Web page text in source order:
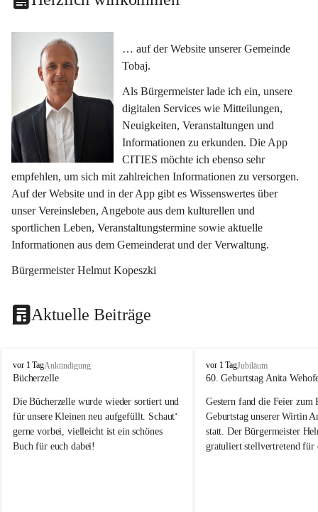
… auf der Website unserer Gemeinde
Tobaj.
Als Bürgermeister lade ich ein, unsere
digitalen Services wie Mitteilungen,
Neuigkeiten, Veranstaltungen und
Informationen zu erkunden. Die App
CITIES möchte ich ebenso sehr
empfehlen, um sich mit zahlreichen Informationen zu versorgen.
Auf der Website und in der App gibt es Wissenswertes über
unser Vereinsleben, Angebote aus dem kulturellen und
sportlichen Leben, Veranstaltungstermine sowie aktuelle
Informationen aus dem Gemeinderat und der Verwaltung.
Bürgermeister Helmut Kopeszki
Aktuelle Beiträge
T
o
a
j
vor 1 TagAnkündigung
Bücherzelle
Die Bücherzelle wurde wieder sortiert und
für unsere Kleinen neu aufgefüllt. Schaut‘
gerne vorbei, vielleicht ist ein schönes
Buch für euch dabei!
T
o
a
j
vor 1 TagJubiläum
60. Geburtstag Anita
Gestern fand die Feier zum
Geburtstag unserer Wirtin
statt. Der Bürgermeister
gratuliert stellvertretend für